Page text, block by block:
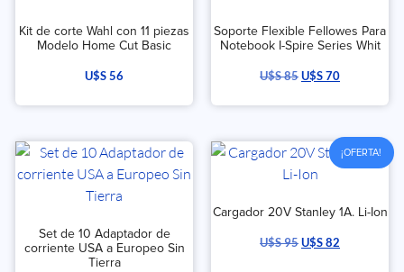
Kit de corte Wahl con 11 piezas
Modelo Home Cut Basic
U$S56
Soporte Flexible Fellowes Para
Notebook I-Spire Series Whit
U$S85U$S70
Set de 10 Adaptador de
corriente USA a Europeo Sin
Tierra
¡OFERTA!
Cargador 20V Stanley 1A. Li-Ion
U$S95U$S82